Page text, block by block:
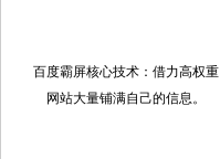
百度霸屏核心技术：借力高权重
网站大量铺满自己的信息。